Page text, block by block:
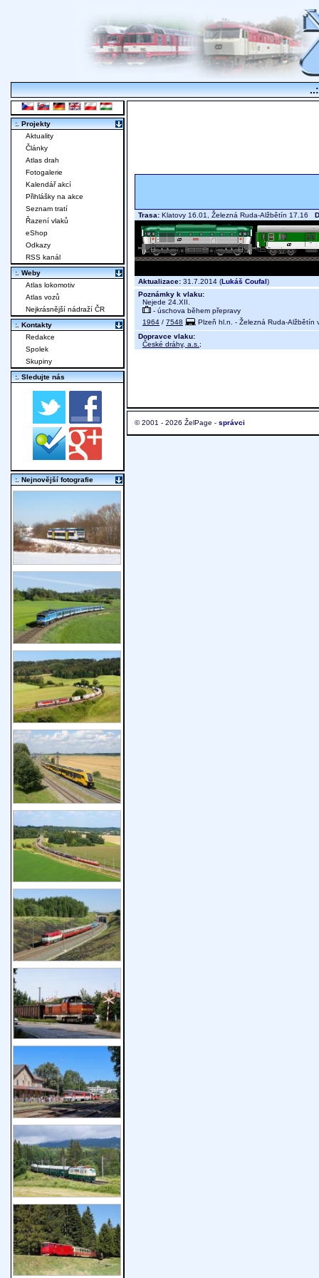
Trasa: Klatovy 16.01, Železná Ruda-Alžbětín 17.16
Aktualizace: 31.7.2014 (Lukáš Coufal)
Poznámky k vlaku:
Nejede 24.XII.
- úschova během přepravy
1964 / 7548
Plzeň hl.n. - Železná Ruda-Alžbětín
Dopravce vlaku:
České dráhy, a.s. ;
© 2001 - 2026 ŽelPage - správci
:. Projekty
Aktuality
Články
Atlas drah
Fotogalerie
Kalendář akcí
Přihlášky na akce
Seznam tratí
Řazení vlaků
eShop
Odkazy
RSS kanál
:. Weby
Atlas lokomotiv
Atlas vozů
Nejkrásnější nádraží ČR
:. Kontakty
Redakce
Spolek
Skupiny
:. Sledujte nás
:. Nejnovější fotografie